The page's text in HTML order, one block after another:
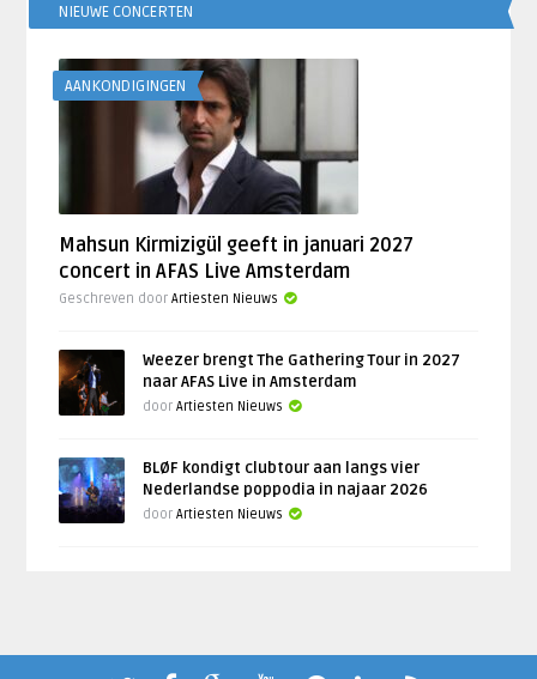
NIEUWE CONCERTEN
AANKONDIGINGEN
Mahsun Kirmizigül geeft in januari 2027
concert in AFAS Live Amsterdam
Geschreven doorArtiesten Nieuws
Weezer brengt The Gathering Tour in 2027
naar AFAS Live in Amsterdam
doorArtiesten Nieuws
BLØF kondigt clubtour aan langs vier
Nederlandse poppodia in najaar 2026
doorArtiesten Nieuws